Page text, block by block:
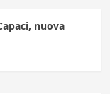
nuova